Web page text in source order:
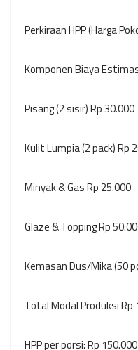
Perkiraan HPP (Harga
Komponen Biaya
Pisang (2 sisir) Rp 30.000
Kulit Lumpia (2 pack) Rp
Minyak & Gas Rp 25.000
Glaze & Topping Rp
Kemasan Dus/Mika (50
Total Modal Produksi Rp
HPP per porsi: Rp